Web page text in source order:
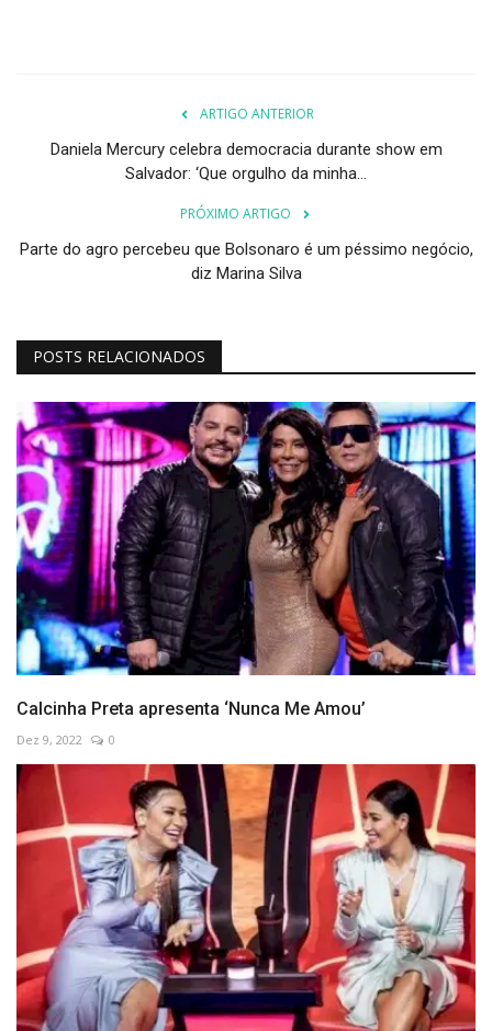
ARTIGO ANTERIOR
Daniela Mercury celebra democracia durante show em
Salvador: ‘Que orgulho da minha...
PRÓXIMO ARTIGO
Parte do agro percebeu que Bolsonaro é um péssimo negócio,
diz Marina Silva
POSTS RELACIONADOS
Calcinha Preta apresenta ‘Nunca Me Amou’
Dez 9, 2022 0